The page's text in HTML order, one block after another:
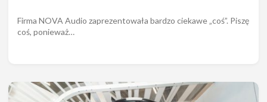
Firma NOVA Audio zaprezentowała bardzo ciekawe „coś”. Piszę
coś, ponieważ…